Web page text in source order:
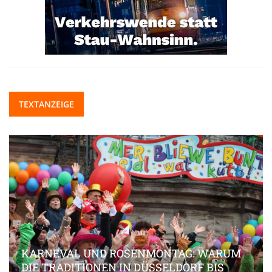
TEXTANZEIGE
KARNEVAL UND ROSENMONTAG: WARUM
DIE TRADITIONEN IN DÜSSELDORF BIS